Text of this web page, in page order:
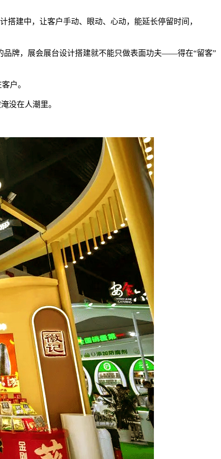
建中，让客户手动、眼动、心动，能延长停留时间，
品牌，展会展台设计搭建就不能只做表面功夫——得在“留客”
户。
没在人潮里。